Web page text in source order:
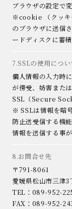
ブラウザの設定で
※cookie （クッキ
のブラウザに送信
ードディスクに蓄
7.SSLの使用につい
個人情報の入力時
が傍受、妨害また
SSL（Secure
※ SSLは情報を暗
防止送受信する機
情報を送信する事
8.お問合せ先
〒791-8061
愛媛県松山市三津3
TEL：089-952-
FAX：089-952-